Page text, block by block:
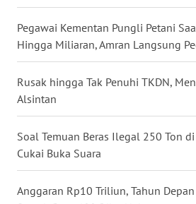
Pegawai Kementan Pungli Petani
Hingga Miliaran, Amran Langsung
Rusak hingga Tak Penuhi TKDN,
Alsintan
Soal Temuan Beras Ilegal 250 Ton di
Cukai Buka Suara
Anggaran Rp10 Triliun, Tahun
JOGJA
WN
WN
KALBAR
WN